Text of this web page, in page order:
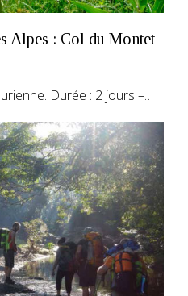
Alpes : Col du Montet
Durée : 2 jours –…